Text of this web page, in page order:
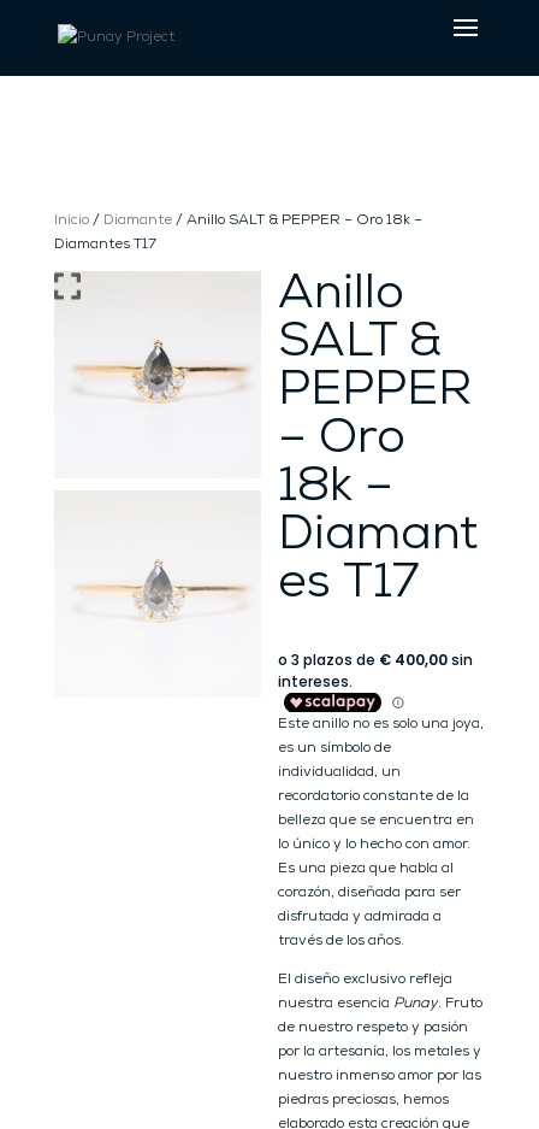
Inicio/ Diamante/ Anillo SALT & PEPPER – Oro 18k –
Diamantes T17
Anillo
SALT &
PEPPER
– Oro
18k –
Diamant
es T17
Este anillo no es solo una joya,
es un símbolo de
individualidad, un
recordatorio constante de la
belleza que se encuentra en
lo único y lo hecho con amor.
Es una pieza que habla al
corazón, diseñada para ser
disfrutada y admirada a
través de los años.
El diseño exclusivo refleja
nuestra esencia Punay. Fruto
de nuestro respeto y pasión
por la artesanía, los metales y
nuestro inmenso amor por las
piedras preciosas, hemos
elaborado esta creación que